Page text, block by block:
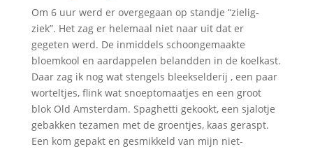
Om 6 uur werd er overgegaan op standje “zielig-
ziek”. Het zag er helemaal niet naar uit dat er
gegeten werd. De inmiddels schoongemaakte
bloemkool en aardappelen belandden in de koelkast.
Daar zag ik nog wat stengels bleekselderij , een paar
worteltjes, flink wat snoeptomaatjes en een groot
blok Old Amsterdam. Spaghetti gekookt, een sjalotje
gebakken tezamen met de groentjes, kaas geraspt.
Een kom gepakt en gesmikkeld van mijn niet-